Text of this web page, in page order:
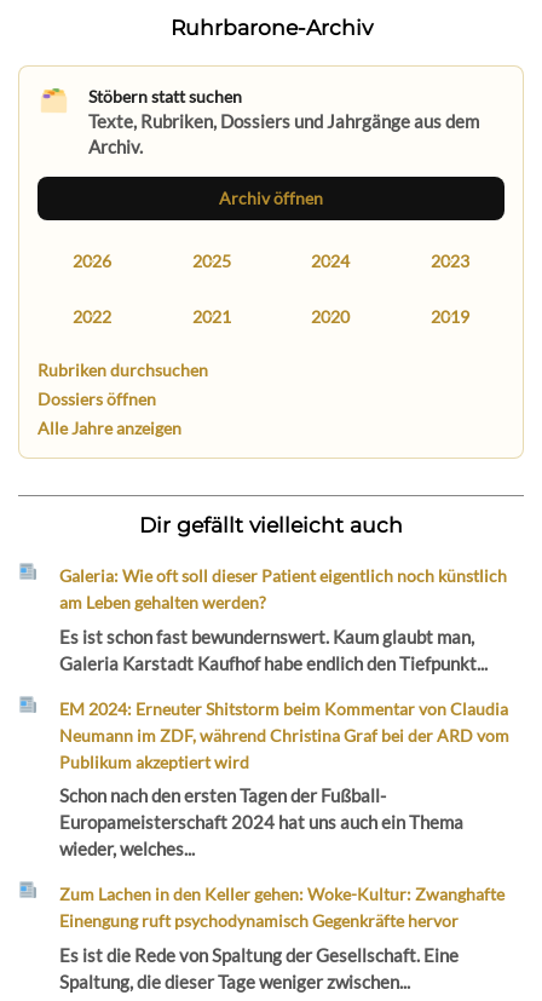
Ruhrbarone-Archiv
Stöbern statt suchen
Texte, Rubriken, Dossiers und Jahrgänge aus dem
Archiv.
Archiv öffnen
2026 2025 2024 2023
2022 2021 2020 2019
Rubriken durchsuchen
Dossiers öffnen
Alle Jahre anzeigen
Dir gefällt vielleicht auch
Galeria: Wie oft soll dieser Patient eigentlich noch künstlich
am Leben gehalten werden?
Es ist schon fast bewundernswert. Kaum glaubt man,
Galeria Karstadt Kaufhof habe endlich den Tiefpunkt...
EM 2024: Erneuter Shitstorm beim Kommentar von Claudia
Neumann im ZDF, während Christina Graf bei der ARD vom
Publikum akzeptiert wird
Schon nach den ersten Tagen der Fußball-
Europameisterschaft 2024 hat uns auch ein Thema
wieder, welches...
Zum Lachen in den Keller gehen: Woke-Kultur: Zwanghafte
Einengung ruft psychodynamisch Gegenkräfte hervor
Es ist die Rede von Spaltung der Gesellschaft. Eine
Spaltung, die dieser Tage weniger zwischen...